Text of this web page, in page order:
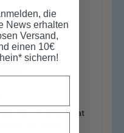
von tink und hat
Zu seinen
die
News erhalten
Versand,
einen 10€
sichern!